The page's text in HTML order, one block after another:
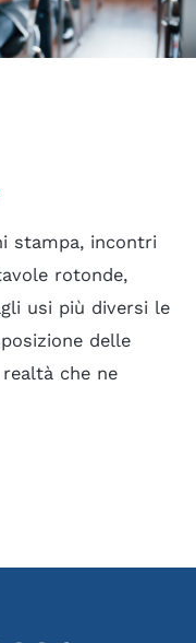
stampa, incontri
rotonde,
usi più diversi le
delle
che ne